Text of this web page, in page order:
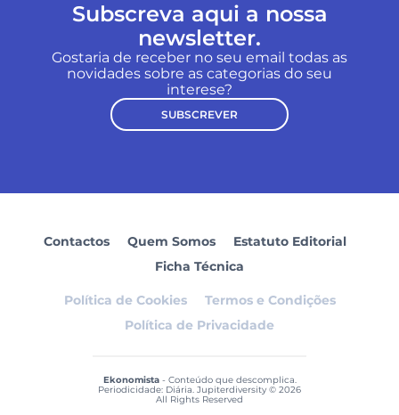
Subscreva aqui a nossa
newsletter.
Gostaria de receber no seu email todas as
novidades sobre as categorias do seu
interese?
SUBSCREVER
Contactos Quem Somos
Estatuto Editorial
Ficha Técnica
Política de Cookies
Termos e Condições
Política de Privacidade
Ekonomista- Conteúdo que descomplica.
Periodicidade: Diária. Jupiterdiversity © 2026
All Rights Reserved